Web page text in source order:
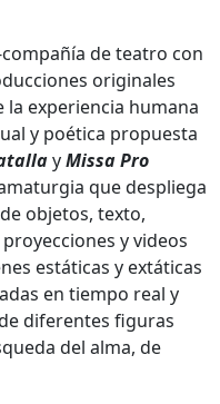
de teatro con
originales
experiencia humana
y poética propuesta
yMissa Pro
que despliega
objetos, texto,
y videos
estáticas y extáticas
en tiempo real y
diferentes figuras
del alma, de